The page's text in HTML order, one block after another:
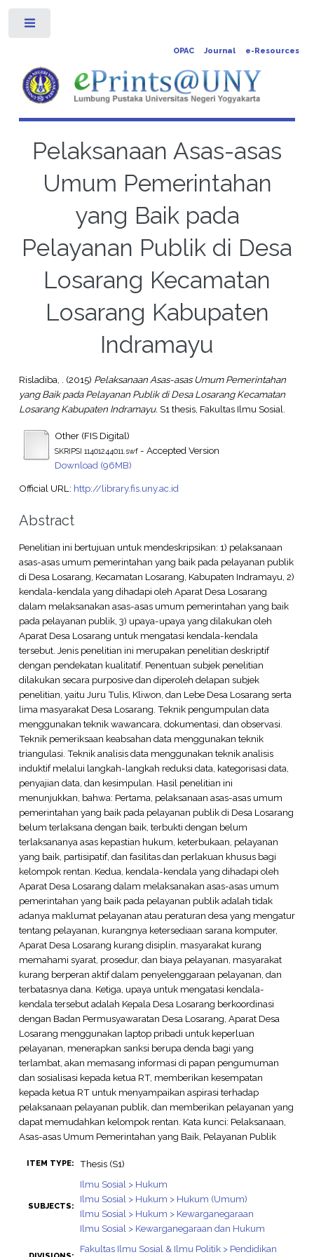
OPAC Journal e-Resources
Pelaksanaan Asas-asas
Umum Pemerintahan
yang Baik pada
Pelayanan Publik di Desa
Losarang Kecamatan
Losarang Kabupaten
Indramayu
Risladiba, . (2015) Pelaksanaan Asas-asas Umum Pemerintahan
yang Baik pada Pelayanan Publik di Desa Losarang Kecamatan
Losarang Kabupaten Indramayu. S1 thesis, Fakultas Ilmu Sosial.
Other (FIS Digital)
SKRIPSI 11401244011.swf- Accepted Version
Download (96MB)
Official URL: http://library.fis.uny.ac.id
Abstract
Penelitian ini bertujuan untuk mendeskripsikan: 1) pelaksanaan
asas-asas umum pemerintahan yang baik pada pelayanan publik
di Desa Losarang, Kecamatan Losarang, Kabupaten Indramayu, 2)
kendala-kendala yang dihadapi oleh Aparat Desa Losarang
dalam melaksanakan asas-asas umum pemerintahan yang baik
pada pelayanan publik, 3) upaya-upaya yang dilakukan oleh
Aparat Desa Losarang untuk mengatasi kendala-kendala
tersebut. Jenis penelitian ini merupakan penelitian deskriptif
dengan pendekatan kualitatif. Penentuan subjek penelitian
dilakukan secara purposive dan diperoleh delapan subjek
penelitian, yaitu Juru Tulis, Kliwon, dan Lebe Desa Losarang serta
lima masyarakat Desa Losarang. Teknik pengumpulan data
menggunakan teknik wawancara, dokumentasi, dan observasi.
Teknik pemeriksaan keabsahan data menggunakan teknik
triangulasi. Teknik analisis data menggunakan teknik analisis
induktif melalui langkah-langkah reduksi data, kategorisasi data,
penyajian data, dan kesimpulan. Hasil penelitian ini
menunjukkan, bahwa: Pertama, pelaksanaan asas-asas umum
pemerintahan yang baik pada pelayanan publik di Desa Losarang
belum terlaksana dengan baik, terbukti dengan belum
terlaksananya asas kepastian hukum, keterbukaan, pelayanan
yang baik, partisipatif, dan fasilitas dan perlakuan khusus bagi
kelompok rentan. Kedua, kendala-kendala yang dihadapi oleh
Aparat Desa Losarang dalam melaksanakan asas-asas umum
pemerintahan yang baik pada pelayanan publik adalah tidak
adanya maklumat pelayanan atau peraturan desa yang mengatur
tentang pelayanan, kurangnya ketersediaan sarana komputer,
Aparat Desa Losarang kurang disiplin, masyarakat kurang
memahami syarat, prosedur, dan biaya pelayanan, masyarakat
kurang berperan aktif dalam penyelenggaraan pelayanan, dan
terbatasnya dana. Ketiga, upaya untuk mengatasi kendala-
kendala tersebut adalah Kepala Desa Losarang berkoordinasi
dengan Badan Permusyawaratan Desa Losarang, Aparat Desa
Losarang menggunakan laptop pribadi untuk keperluan
pelayanan, menerapkan sanksi berupa denda bagi yang
terlambat, akan memasang informasi di papan pengumuman
dan sosialisasi kepada ketua RT, memberikan kesempatan
kepada ketua RT untuk menyampaikan aspirasi terhadap
pelaksanaan pelayanan publik, dan memberikan pelayanan yang
dapat memudahkan kelompok rentan. Kata kunci: Pelaksanaan,
Asas-asas Umum Pemerintahan yang Baik, Pelayanan Publik
ITEM TYPE: Thesis (S1)
SUBJECTS:
Ilmu Sosial > Hukum
Ilmu Sosial > Hukum > Hukum (Umum)
Ilmu Sosial > Hukum > Kewarganegaraan
Ilmu Sosial > Kewarganegaraan dan Hukum
Fakultas Ilmu Sosial & Ilmu Politik > Pendidikan